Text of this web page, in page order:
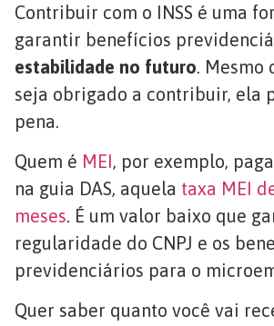
Contribuir com o INSS é uma
garantir benefícios
estabilidade no futuro. Mesmo
seja obrigado a contribuir, ela
pena.
Quem é MEI, por exemplo,
na guia DAS, aquela taxa MEI
meses. É um valor baixo que
regularidade do CNPJ e os
previdenciários para o
Quer saber quanto você vai